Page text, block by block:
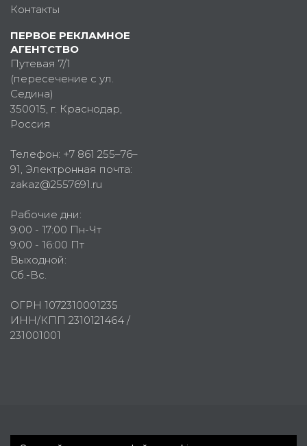
Контакты
ПЕРВОЕ РЕКЛАМНОЕ
АГЕНТСТВО
Путевая 7/1
(пересечение с ул.
Седина)
350015, г. Краснодар,
Россия
Телефон: +7 861 255–76–
91, Электронная почта:
zakaz@2557691.ru
Рабочие дни:
9:00 - 17:00 Пн-Чт
9:00 - 16:00 Пт
Выходной:
Сб.-Вс.
ОГРН 1072310001235
ИНН/КПП 2310121464 /
231001001